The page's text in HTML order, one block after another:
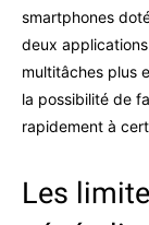
smartphones
deux
multitâches plus
la possibilité de
rapidement à
Les